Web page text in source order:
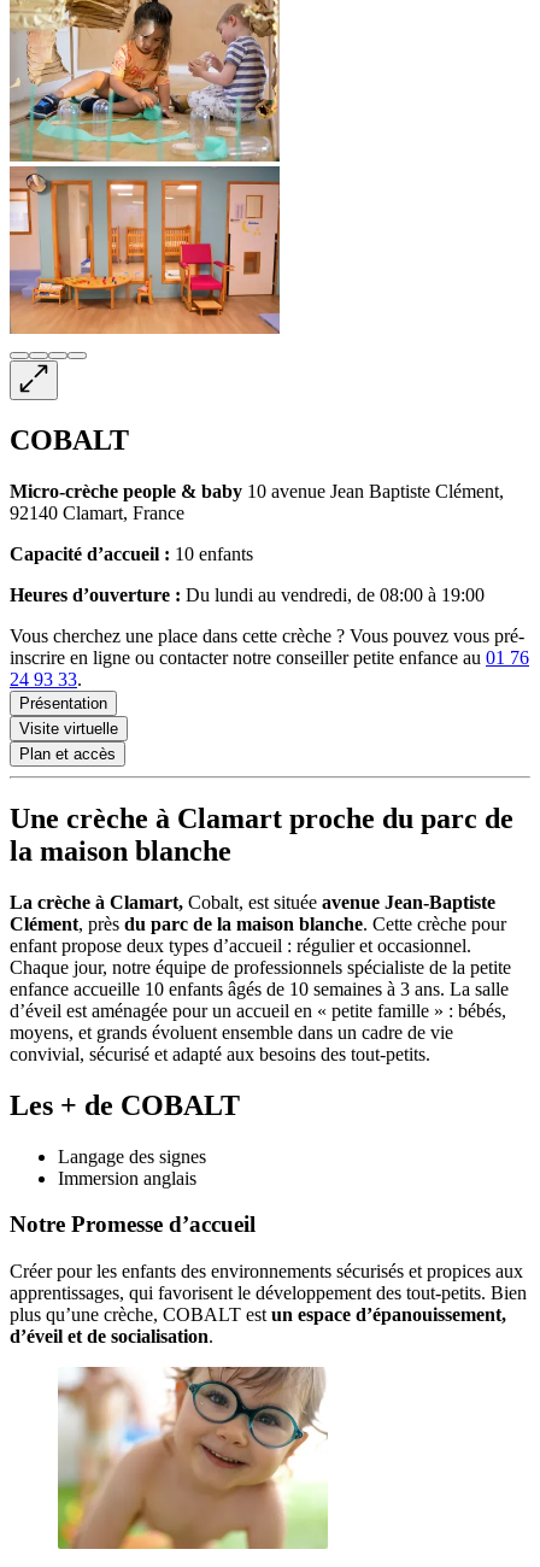
COBALT
Micro-crèche people & baby 10 avenue Jean Baptiste Clément,
92140 Clamart, France
Capacité d’accueil : 10 enfants
Heures d’ouverture : Du lundi au vendredi, de 08:00 à 19:00
Vous cherchez une place dans cette crèche ? Vous pouvez vous pré-
inscrire en ligne ou contacter notre conseiller petite enfance au 01 76
24 93 33.
Présentation
Visite virtuelle
Plan et accès
Une crèche à Clamart proche du parc de
la maison blanche
La crèche à Clamart, Cobalt, est située avenue Jean-Baptiste
Clément, près du parc de la maison blanche. Cette crèche pour
enfant propose deux types d’accueil : régulier et occasionnel.
Chaque jour, notre équipe de professionnels spécialiste de la petite
enfance accueille 10 enfants âgés de 10 semaines à 3 ans. La salle
d’éveil est aménagée pour un accueil en « petite famille » : bébés,
moyens, et grands évoluent ensemble dans un cadre de vie
convivial, sécurisé et adapté aux besoins des tout-petits.
Les + de COBALT
Langage des signes
Immersion anglais
Notre Promesse d’accueil
Créer pour les enfants des environnements sécurisés et propices aux
apprentissages, qui favorisent le développement des tout-petits. Bien
plus qu’une crèche, COBALT est un espace d’épanouissement,
d’éveil et de socialisation.